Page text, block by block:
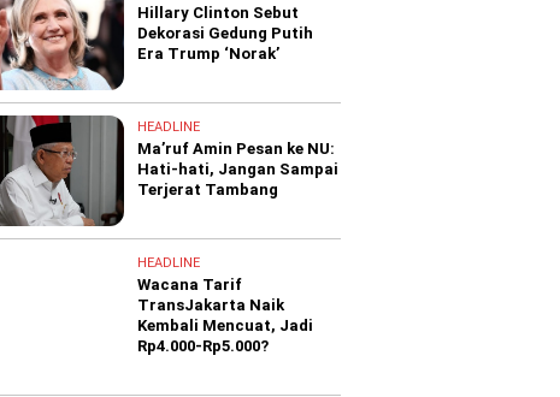
Hillary Clinton Sebut
Dekorasi Gedung Putih
Era Trump ‘Norak’
HEADLINE
Ma’ruf Amin Pesan ke NU:
Hati-hati, Jangan Sampai
Terjerat Tambang
HEADLINE
Wacana Tarif
TransJakarta Naik
Kembali Mencuat, Jadi
Rp4.000-Rp5.000?